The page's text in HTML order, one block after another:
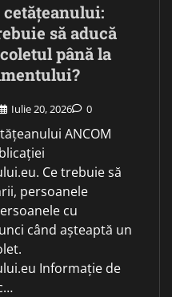
să aducă
până la
Iulie 20, 2026 0
ANCOM
Ce trebuie să
persoanele
cu
când așteaptă un
Informație de